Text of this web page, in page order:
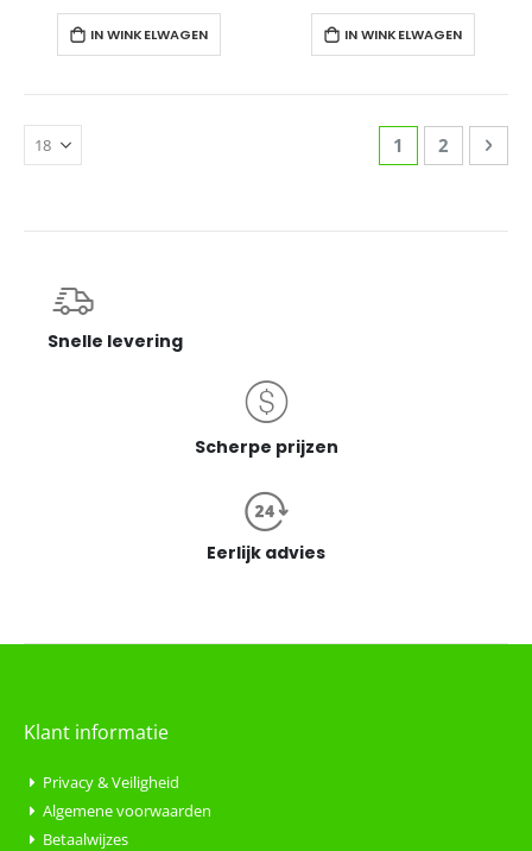
IN WINKELWAGEN IN WINKELWAGEN
Pagina
U lees
1 Pagina
2
Snelle levering
Scherpe prijzen
Eerlijk advies
Klant informatie
Privacy & Veiligheid
Algemene voorwaarden
Betaalwijzes